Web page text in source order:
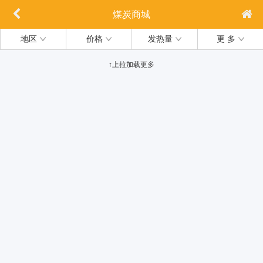
煤炭商城
地区 价格 发热量 更 多
↑上拉加载更多